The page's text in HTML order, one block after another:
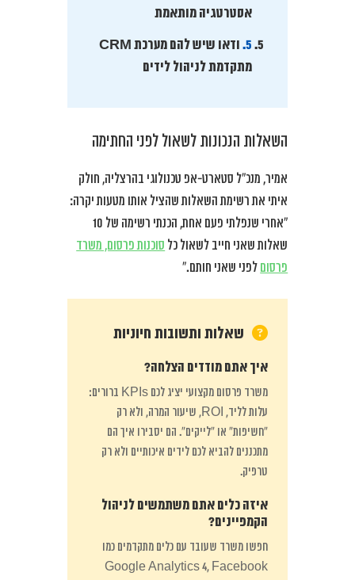
אסטרטגיה מותאמת
5.
ודאו שיש להם מערכת CRM
מתקדמת לניהול לידים
השאלות הנכונות לשאול לפני החתימה
אמיר, מנכ”ל סטארט-אפ טכנולוגי בהרצליה, חולק
איתי את רשימת השאלות שהציל אותו מטעות יקרה:
“אחרי שנפלתי פעם אחת, הכנתי רשימה של 10
שאלות שאני חייב לשאול כל סוכנות פרסום, משרד
פרסום לפני שאני חותם.”
שאלות ותשובות חיוניות
איך אתם מודדים הצלחה?
משרד פרסום מקצועי יציג לכם KPIs ברורים:
עלות לליד, ROI, שיעור המרה, ולא רק
“חשיפות” או “לייקים”. הם יסבירו איך הם
מתכננים להביא לכם לידים איכותיים ולא רק
טרפיק.
איזה כלים אתם משתמשים לניהול
הקמפיינים?
חפשו משרד שעובד עם כלים מתקדמים כמו
Google Analytics 4, Facebook